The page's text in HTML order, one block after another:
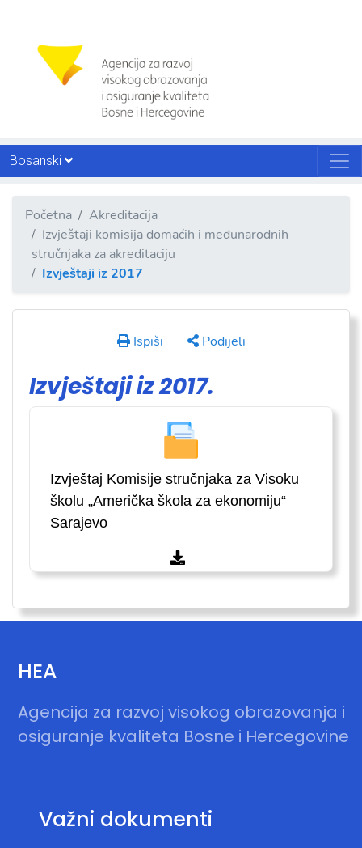
Bosanski
Početna
Akreditacija
Izvještaji komisija domaćih i međunarodnih
stručnjaka za akreditaciju
Izvještaji iz 2017
Ispiši Podijeli
Izvještaji iz 2017.
Izvještaj Komisije stručnjaka za Visoku
školu „Američka škola za ekonomiju“
Sarajevo
HEA
Agencija za razvoj visokog obrazovanja i
osiguranje kvaliteta Bosne i Hercegovine
Važni dokumenti